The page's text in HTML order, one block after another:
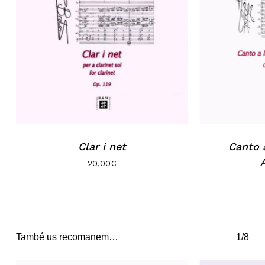
Go to shop
Clar i net
20,00€
Canto
També us recomanem… 1/8